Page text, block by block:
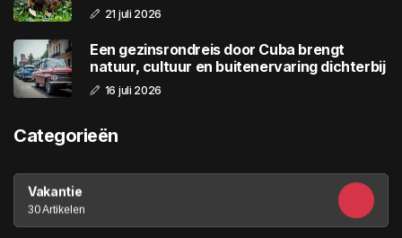
21 juli 2026
Een gezinsrondreis door Cuba brengt
natuur, cultuur en buitenervaring dichterbij
16 juli 2026
Categorieën
Vakantie
30 Artikelen